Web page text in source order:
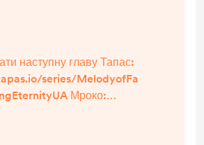
наступну главу Тапас:
series/MelodyofFa
Мроко: